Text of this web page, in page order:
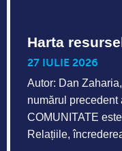
Harta
27 IULIE 2026
Autor: Dan
numărul
COMUNITATE
Relațiile,